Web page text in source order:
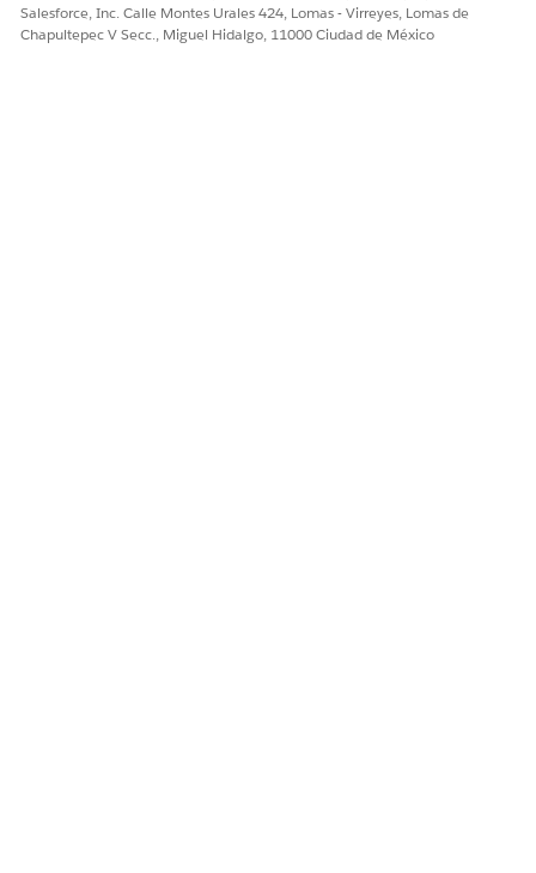
Salesforce, Inc. Calle Montes Urales 424, Lomas - Virreyes, Lomas de
Chapultepec V Secc., Miguel Hidalgo, 11000 Ciudad de México